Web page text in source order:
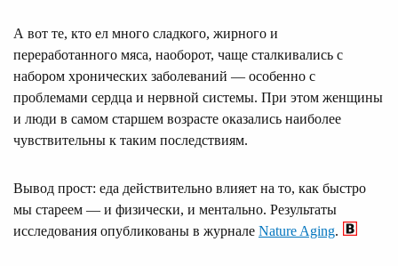
А вот те, кто ел много сладкого, жирного и
переработанного мяса, наоборот, чаще сталкивались с
набором хронических заболеваний — особенно с
проблемами сердца и нервной системы. При этом женщины
и люди в самом старшем возрасте оказались наиболее
чувствительны к таким последствиям.
Вывод прост: еда действительно влияет на то, как быстро
мы стареем — и физически, и ментально. Результаты
исследования опубликованы в журнале Nature Aging.